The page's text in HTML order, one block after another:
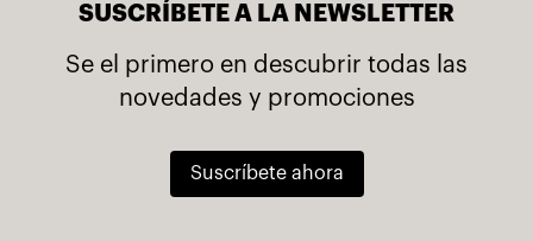
SUSCRÍBETE A LA NEWSLETTER
Se el primero en descubrir todas las
novedades y promociones
Suscríbete ahora